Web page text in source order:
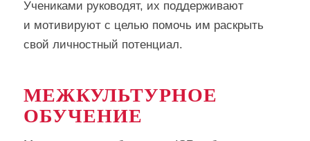
Учениками руководят, их поддерживают
и мотивируют с целью помочь им раскрыть
свой личностный потенциал.
МЕЖКУЛЬТУРНОЕ
ОБУЧЕНИЕ